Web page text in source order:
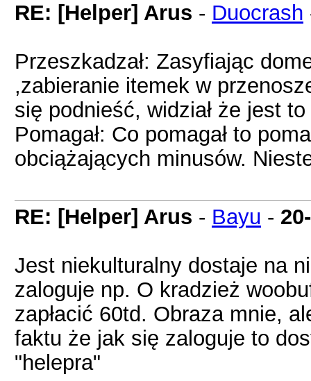
RE: [Helper] Arus - Duocrash
Przeszkadzał: Zasyfiając
,zabieranie itemek w
się podnieść, widział że jest
Pomagał: Co pomagał to
obciążających minusów.
RE: [Helper] Arus - Bayu -
Jest niekulturalny dostaje na
zaloguje np. O kradzież
zapłacić 60td. Obraza mnie,
faktu że jak się zaloguje to
"helepra"